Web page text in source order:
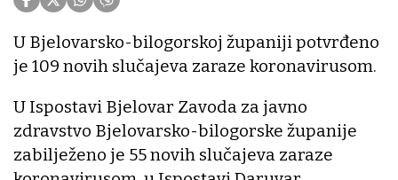
U Bjelovarsko-bilogorskoj županiji potvrđeno
je 109 novih slučajeva zaraze koronavirusom.
U Ispostavi Bjelovar Zavoda za javno
zdravstvo Bjelovarsko-bilogorske županije
zabilježeno je 55 novih slučajeva zaraze